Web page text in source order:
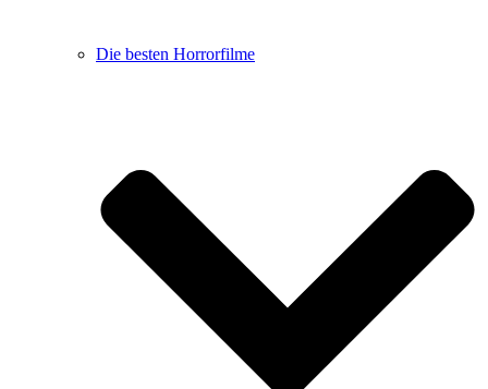
Die besten Horrorfilme